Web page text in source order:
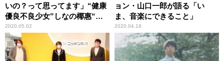
いの？って思ってます」“健康
優良不良少女”しなの椰惠“オ
ールナイトニッポン”初登場！
2020.05.02
ョン・山口一郎が語る「い
ま、音楽にできること」
2020.04.18